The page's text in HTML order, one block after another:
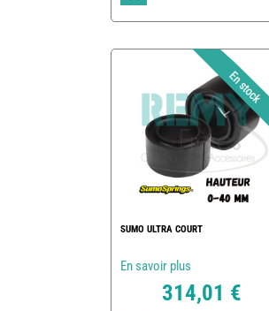
SUMO ULTRA COURT
En savoir plus
314,01 €